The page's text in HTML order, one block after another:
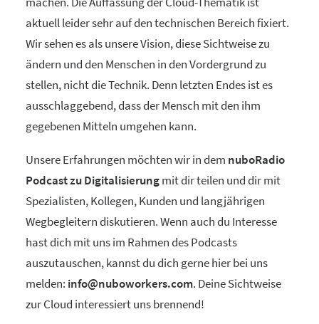
aktuell leider sehr auf den technischen Bereich fixiert.
Wir sehen es als unsere Vision, diese Sichtweise zu
ändern und den Menschen in den Vordergrund zu
stellen, nicht die Technik. Denn letzten Endes ist es
ausschlaggebend, dass der Mensch mit den ihm
gegebenen Mitteln umgehen kann.
Unsere Erfahrungen möchten wir in dem nuboRadio
Podcast zu Digitalisierungmit dir teilen und dir mit
Spezialisten, Kollegen, Kunden und langjährigen
Wegbegleitern diskutieren. Wenn auch du Interesse
hast dich mit uns im Rahmen des Podcasts
auszutauschen, kannst du dich gerne hier bei uns
melden: info@nuboworkers.com. Deine Sichtweise
zur Cloud interessiert uns brennend!